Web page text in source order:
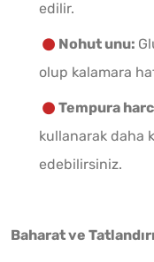
edilir.
Nohut unu:
olup kalamara
Tempura
kullanarak daha
edebilirsiniz.
Baharat ve